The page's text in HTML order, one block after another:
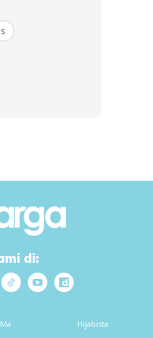
AL-QURAN
DARIPADA ALLAH
kepada mereka: ‘Mohonlah
di:
Hijabista